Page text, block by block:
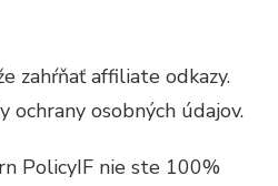
zahŕňať affiliate odkazy.
ochrany osobných údajov.
PolicyIF nie ste 100%